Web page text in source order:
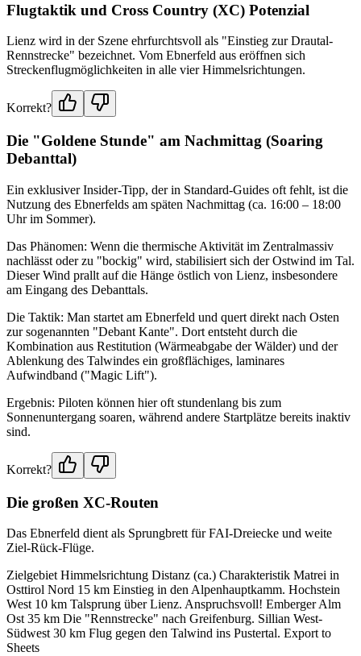
Flugtaktik und Cross Country (XC) Potenzial
Lienz wird in der Szene ehrfurchtsvoll als "Einstieg zur Drautal-
Rennstrecke" bezeichnet. Vom Ebnerfeld aus eröffnen sich
Streckenflugmöglichkeiten in alle vier Himmelsrichtungen.
Korrekt?
Die "Goldene Stunde" am Nachmittag (Soaring
Debanttal)
Ein exklusiver Insider-Tipp, der in Standard-Guides oft fehlt, ist die
Nutzung des Ebnerfelds am späten Nachmittag (ca. 16:00 – 18:00
Uhr im Sommer).
Das Phänomen: Wenn die thermische Aktivität im Zentralmassiv
nachlässt oder zu "bockig" wird, stabilisiert sich der Ostwind im Tal.
Dieser Wind prallt auf die Hänge östlich von Lienz, insbesondere
am Eingang des Debanttals.
Die Taktik: Man startet am Ebnerfeld und quert direkt nach Osten
zur sogenannten "Debant Kante". Dort entsteht durch die
Kombination aus Restitution (Wärmeabgabe der Wälder) und der
Ablenkung des Talwindes ein großflächiges, laminares
Aufwindband ("Magic Lift").
Ergebnis: Piloten können hier oft stundenlang bis zum
Sonnenuntergang soaren, während andere Startplätze bereits inaktiv
sind.
Korrekt?
Die großen XC-Routen
Das Ebnerfeld dient als Sprungbrett für FAI-Dreiecke und weite
Ziel-Rück-Flüge.
Zielgebiet Himmelsrichtung Distanz (ca.) Charakteristik Matrei in
Osttirol Nord 15 km Einstieg in den Alpenhauptkamm. Hochstein
West 10 km Talsprung über Lienz. Anspruchsvoll! Emberger Alm
Ost 35 km Die "Rennstrecke" nach Greifenburg. Sillian West-
Südwest 30 km Flug gegen den Talwind ins Pustertal. Export to
Sheets